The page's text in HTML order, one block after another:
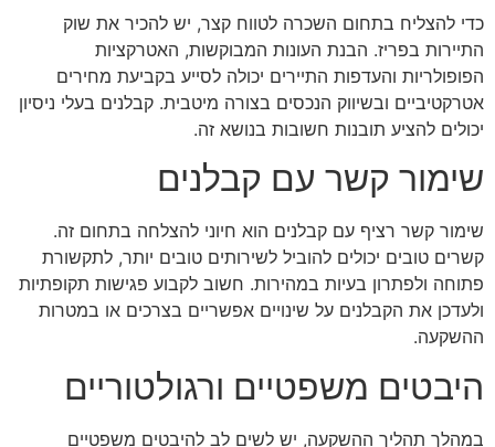
כדי להצליח בתחום השכרה לטווח קצר, יש להכיר את שוק
התיירות בפריז. הבנת העונות המבוקשות, האטרקציות
הפופולריות והעדפות התיירים יכולה לסייע בקביעת מחירים
אטרקטיביים ובשיווק הנכסים בצורה מיטבית. קבלנים בעלי ניסיון
יכולים להציע תובנות חשובות בנושא זה.
שימור קשר עם קבלנים
שימור קשר רציף עם קבלנים הוא חיוני להצלחה בתחום זה.
קשרים טובים יכולים להוביל לשירותים טובים יותר, לתקשורת
פתוחה ולפתרון בעיות במהירות. חשוב לקבוע פגישות תקופתיות
ולעדכן את הקבלנים על שינויים אפשריים בצרכים או במטרות
ההשקעה.
היבטים משפטיים ורגולטוריים
במהלך תהליך ההשקעה, יש לשים לב להיבטים משפטיים